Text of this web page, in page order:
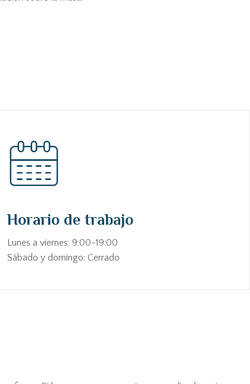
Horario de trabajo
Lunes a viernes: 9:00-19:00
Sábado y domingo: Cerrado